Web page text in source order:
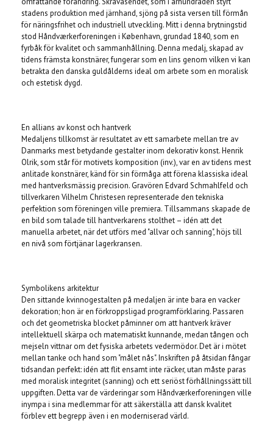
stadens produktion med järnhand, sjöng på sista versen till förmån
för näringsfrihet och industriell utveckling. Mitt i denna brytningstid
stod Håndværkerforeningen i København, grundad 1840, som en
fyrbåk för kvalitet och sammanhållning. Denna medalj, skapad av
tidens främsta konstnärer, fungerar som en lins genom vilken vi kan
betrakta den danska guldålderns ideal om arbete som en moralisk
och estetisk dygd.
En allians av konst och hantverk
Medaljens tillkomst är resultatet av ett samarbete mellan tre av
Danmarks mest betydande gestalter inom dekorativ konst. Henrik
Olrik, som står för motivets komposition (inv.), var en av tidens mest
anlitade konstnärer, känd för sin förmåga att förena klassiska ideal
med hantverksmässig precision. Gravören Edvard Schmahlfeld och
tillverkaren Vilhelm Christesen representerade den tekniska
perfektion som föreningen ville premiera. Tillsammans skapade de
en bild som talade till hantverkarens stolthet – idén att det
manuella arbetet, när det utförs med "allvar och sanning", höjs till
en nivå som förtjänar lagerkransen.
Symbolikens arkitektur
Den sittande kvinnogestalten på medaljen är inte bara en vacker
dekoration; hon är en förkroppsligad programförklaring. Passaren
och det geometriska blocket påminner om att hantverk kräver
intellektuell skärpa och matematiskt kunnande, medan tången och
mejseln vittnar om det fysiska arbetets vedermödor. Det är i mötet
mellan tanke och hand som "målet nås". Inskriften på åtsidan fångar
tidsandan perfekt: idén att flit ensamt inte räcker, utan måste paras
med moralisk integritet (sanning) och ett seriöst förhållningssätt till
uppgiften. Detta var de värderingar som Håndværkerforeningen ville
inympa i sina medlemmar för att säkerställa att dansk kvalitet
förblev ett begrepp även i en moderniserad värld.